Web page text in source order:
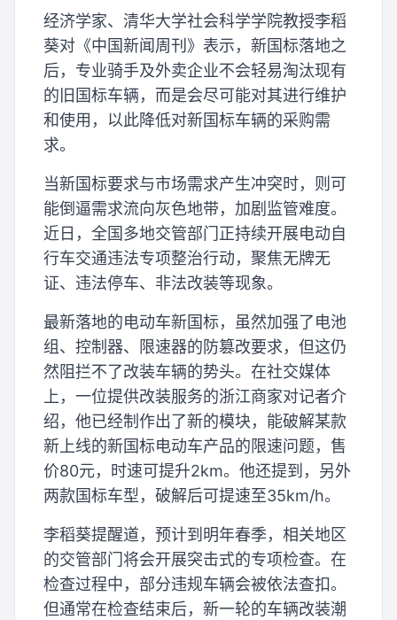
经济学家、清华大学社会科学学院教授李稻
葵对《中国新闻周刊》表示，新国标落地之
后，专业骑手及外卖企业不会轻易淘汰现有
的旧国标车辆，而是会尽可能对其进行维护
和使用，以此降低对新国标车辆的采购需
求。
当新国标要求与市场需求产生冲突时，则可
能倒逼需求流向灰色地带，加剧监管难度。
近日，全国多地交管部门正持续开展电动自
行车交通违法专项整治行动，聚焦无牌无
证、违法停车、非法改装等现象。
最新落地的电动车新国标，虽然加强了电池
组、控制器、限速器的防篡改要求，但这仍
然阻拦不了改装车辆的势头。在社交媒体
上，一位提供改装服务的浙江商家对记者介
绍，他已经制作出了新的模块，能破解某款
新上线的新国标电动车产品的限速问题，售
价80元，时速可提升2km。他还提到，另外
两款国标车型，破解后可提速至35km/h。
李稻葵提醒道，预计到明年春季，相关地区
的交管部门将会开展突击式的专项检查。在
检查过程中，部分违规车辆会被依法查扣。
但通常在检查结束后，新一轮的车辆改装潮